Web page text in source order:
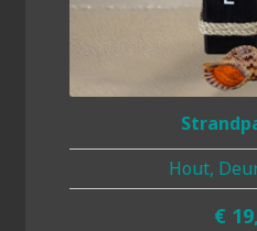
Hout,
€